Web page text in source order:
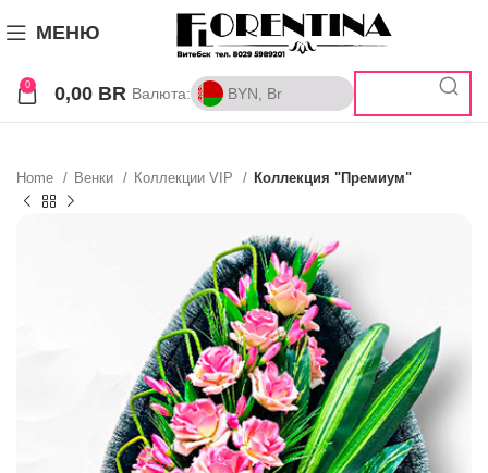
МЕНЮ
0 0,00 BR Валюта: BYN, Br
BYN, Br
Home Венки Коллекции VIP Коллекция "Премиум"